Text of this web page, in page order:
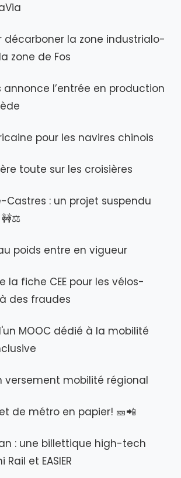
décarboner la zone industrialo-
zone de Fos
annonce l’entrée en production
pour les navires chinois
toute sur les croisières
Castres : un projet suspendu
poids entre en vigueur
la fiche CEE pour les vélos-
des fraudes
MOOC dédié à la mobilité
versement mobilité régional
de métro en papier! 🎫📲
: une billettique high-tech
et EASIER